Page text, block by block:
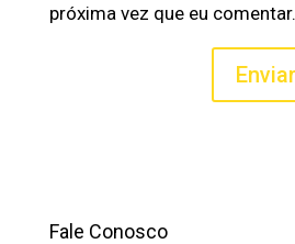
próxima vez que eu comentar.
Fale Conosco